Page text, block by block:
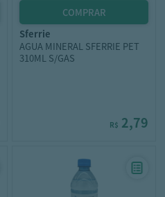
sferrie
AGUA MINERAL SFERRIE PET
310ML S/GAS
R$ 2,79